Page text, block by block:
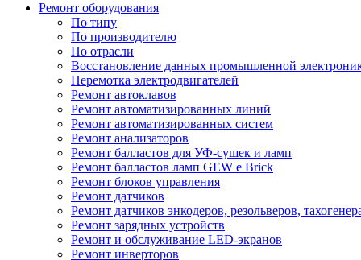
Ремонт оборудования
По типу
По производителю
По отрасли
Восстановление данных промышленной
Перемотка электродвигателей
Ремонт автоклавов
Ремонт автоматизированных линий
Ремонт автоматизированных систем
Ремонт анализаторов
Ремонт балластов для УФ-сушек и ламп
Ремонт балластов ламп GEW e Brick
Ремонт блоков управления
Ремонт датчиков
Ремонт датчиков энкодеров, резольверов,
Ремонт зарядных устройств
Ремонт и обслуживание LED-экранов
Ремонт инверторов